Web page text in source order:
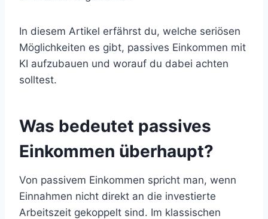
In diesem Artikel erfährst du, welche seriösen
Möglichkeiten es gibt, passives Einkommen mit
KI aufzubauen und worauf du dabei achten
solltest.
Was bedeutet passives
Einkommen überhaupt?
Von passivem Einkommen spricht man, wenn
Einnahmen nicht direkt an die investierte
Arbeitszeit gekoppelt sind. Im klassischen